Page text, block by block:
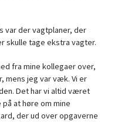
var der vagtplaner, der
skulle tage ekstra vagter.
fra mine kollegaer over,
mens jeg var væk. Vi er
Det har vi altid været
at høre om mine
der ud over opgaverne